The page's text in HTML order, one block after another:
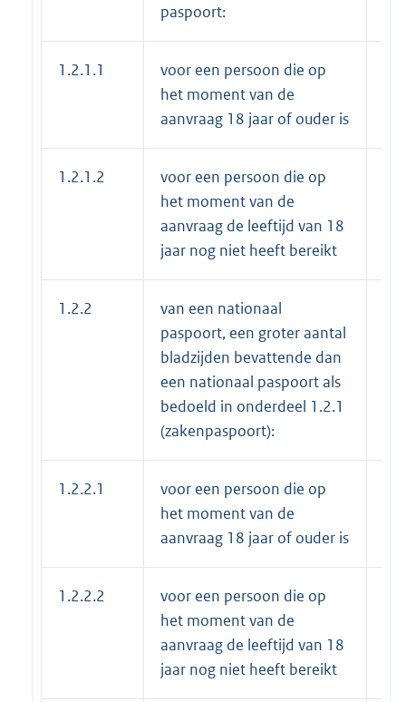
paspoort:
1.2.1.1
voor een persoon die op
het moment van de
aanvraag 18 jaar of ouder is
1.2.1.2
voor een persoon die op
het moment van de
aanvraag de leeftijd van 18
jaar nog niet heeft bereikt
1.2.2
van een nationaal
paspoort, een groter aantal
bladzijden bevattende dan
een nationaal paspoort als
bedoeld in onderdeel 1.2.1
(zakenpaspoort):
1.2.2.1
voor een persoon die op
het moment van de
aanvraag 18 jaar of ouder is
1.2.2.2
voor een persoon die op
het moment van de
aanvraag de leeftijd van 18
jaar nog niet heeft bereikt